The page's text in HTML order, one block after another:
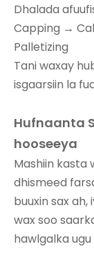
Dhalada
Capping →
Palletizing
Tani waxay
isgaarsiin la
Hufnaanta
hooseeya
Mashiin kasta
dhismeed
buuxin sax
wax soo
hawlgalka ugu